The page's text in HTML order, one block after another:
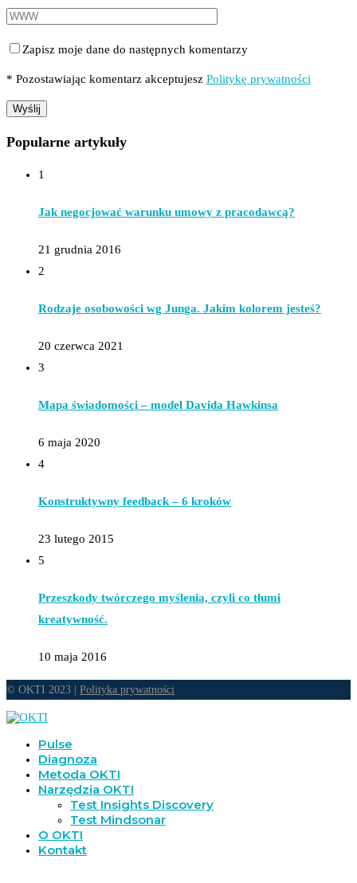
Zapisz moje dane do następnych komentarzy
* Pozostawiając komentarz akceptujesz Politykę prywatności
Popularne artykuły
1
Jak negocjować warunku umowy z pracodawcą?
21 grudnia 2016
2
Rodzaje osobowości wg Junga. Jakim kolorem jesteś?
20 czerwca 2021
3
Mapa świadomości – model Davida Hawkinsa
6 maja 2020
4
Konstruktywny feedback – 6 kroków
23 lutego 2015
5
Przeszkody twórczego myślenia, czyli co tłumi
kreatywność.
10 maja 2016
© OKTI 2023 | Polityka prywatności
Pulse
Diagnoza
Metoda OKTI
Narzędzia OKTI
Test Insights Discovery
Test Mindsonar
O OKTI
Kontakt